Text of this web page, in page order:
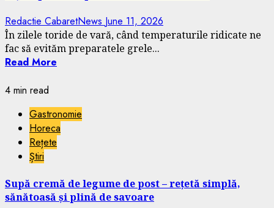
Redactie CabaretNews June 11, 2026
În zilele toride de vară, când temperaturile ridicate ne
fac să evităm preparatele grele...
Read More
4 min read
Gastronomie
Horeca
Rețete
Știri
Supă cremă de legume de post – rețetă simplă,
sănătoasă și plină de savoare